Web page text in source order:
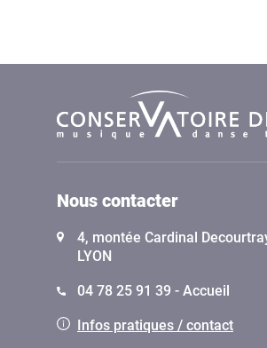
Nous contacter
4, montée Cardinal
LYON
04 78 25 91 39 - Accueil
Infos pratiques / contact